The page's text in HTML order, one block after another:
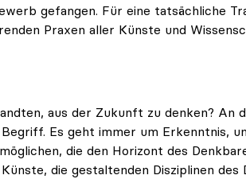
gefangen. Für eine tatsächliche
Praxen aller Künste und
aus der Zukunft zu denken? An
Es geht immer um Erkenntnis,
die den Horizont des
die gestaltenden Disziplinen des